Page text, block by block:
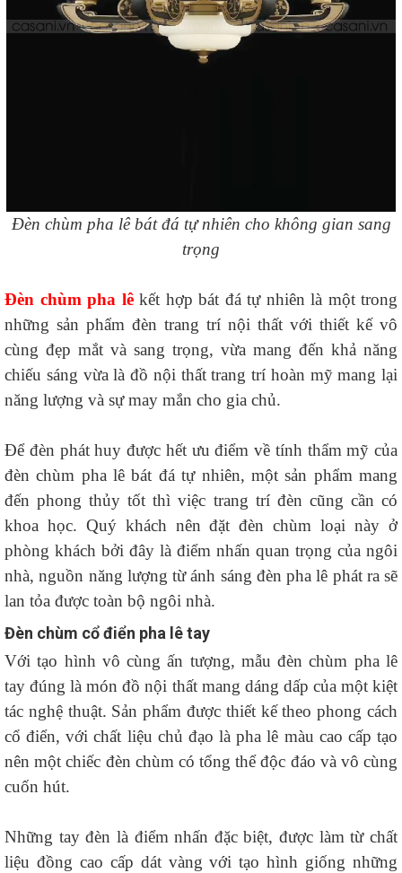
Đèn chùm pha lê bát đá tự nhiên cho không gian sang
trọng
Đèn chùm pha lêkết hợp bát đá tự nhiên là một trong
những sản phẩm đèn trang trí nội thất với thiết kế vô
cùng đẹp mắt và sang trọng, vừa mang đến khả năng
chiếu sáng vừa là đồ nội thất trang trí hoàn mỹ mang lại
năng lượng và sự may mắn cho gia chủ.
Để đèn phát huy được hết ưu điểm về tính thẩm mỹ của
đèn chùm pha lê bát đá tự nhiên, một sản phẩm mang
đến phong thủy tốt thì việc trang trí đèn cũng cần có
khoa học. Quý khách nên đặt đèn chùm loại này ở
phòng khách bởi đây là điểm nhấn quan trọng của ngôi
nhà, nguồn năng lượng từ ánh sáng đèn pha lê phát ra sẽ
lan tỏa được toàn bộ ngôi nhà.
Đèn chùm cổ điển pha lê tay
Với tạo hình vô cùng ấn tượng, mẫu đèn chùm pha lê
tay đúng là món đồ nội thất mang dáng dấp của một kiệt
tác nghệ thuật. Sản phẩm được thiết kế theo phong cách
cổ điển, với chất liệu chủ đạo là pha lê màu cao cấp tạo
nên một chiếc đèn chùm có tổng thể độc đáo và vô cùng
cuốn hút.
Những tay đèn là điểm nhấn đặc biệt, được làm từ chất
liệu đồng cao cấp dát vàng với tạo hình giống những